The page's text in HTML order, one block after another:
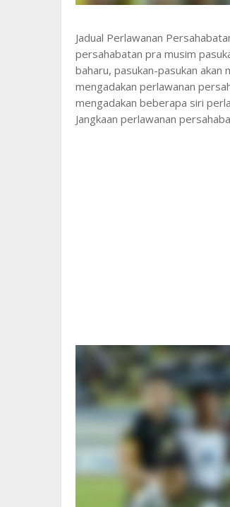
Jadual Perlawanan
persahabatan pra musim
baharu, pasukan-pasukan
mengadakan perlawanan
mengadakan beberapa siri
Jangkaan perlawanan